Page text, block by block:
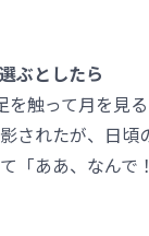
ぶとしたら
を触って月を見
されたが、日頃
「ああ、なんで